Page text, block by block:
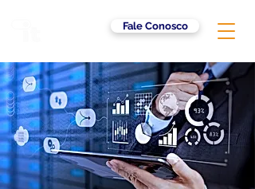
Fale Conosco